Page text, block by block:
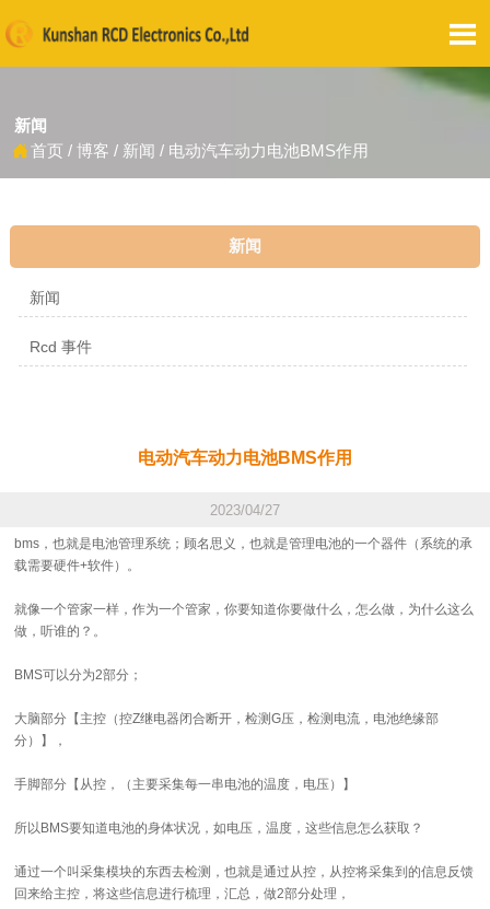

新闻
首页 / 博客 / 新闻 / 电动汽车动力电池BMS作用
新闻
新闻
Rcd 事件
电动汽车动力电池BMS作用
2023/04/27
bms，也就是电池管理系统；顾名思义，也就是管理电池的一个器件（系统的承
载需要硬件+软件）。
就像一个管家一样，作为一个管家，你要知道你要做什么，怎么做，为什么这么
做，听谁的？。
BMS可以分为2部分；
大脑部分【主控（控Z继电器闭合断开，检测G压，检测电流，电池绝缘部
分）】，
手脚部分【从控，（主要采集每一串电池的温度，电压）】
所以BMS要知道电池的身体状况，如电压，温度，这些信息怎么获取？
通过一个叫采集模块的东西去检测，也就是通过从控，从控将采集到的信息反馈
回来给主控，将这些信息进行梳理，汇总，做2部分处理，